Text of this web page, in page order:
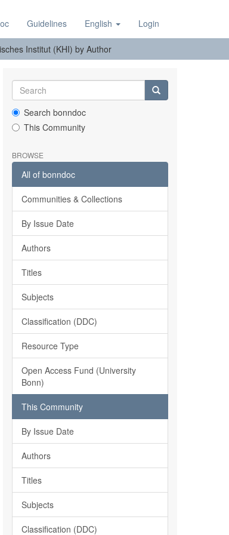
Guidelines English Login
Institut (KHI) by Author
Search bonndoc
This Community
BROWSE
All of bonndoc
Communities & Collections
By Issue Date
Authors
Titles
Subjects
Classification (DDC)
Resource Type
Open Access Fund (University
Bonn)
This Community
By Issue Date
Authors
Titles
Subjects
Classification (DDC)